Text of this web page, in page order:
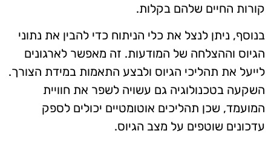
קורות החיים שלהם בקלות.
בנוסף, ניתן לנצל את כלי הניתוח כדי להבין את נתוני
הגיוס וההצלחה של המודעות. זה מאפשר לארגונים
לייעל את תהליכי הגיוס ולבצע התאמות במידת הצורך.
השקעה בטכנולוגיה גם עשויה לשפר את חוויית
המועמד, שכן תהליכים אוטומטיים יכולים לספק
עדכונים שוטפים על מצב הגיוס.